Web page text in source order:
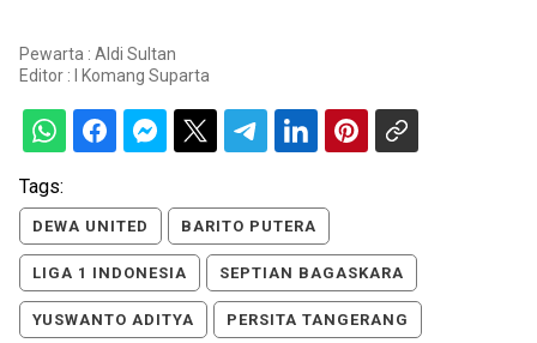
Pewarta : Aldi Sultan
Editor :
I Komang Suparta
Tags:
DEWA UNITED BARITO PUTERA
LIGA 1 INDONESIA SEPTIAN BAGASKARA
YUSWANTO ADITYA PERSITA TANGERANG